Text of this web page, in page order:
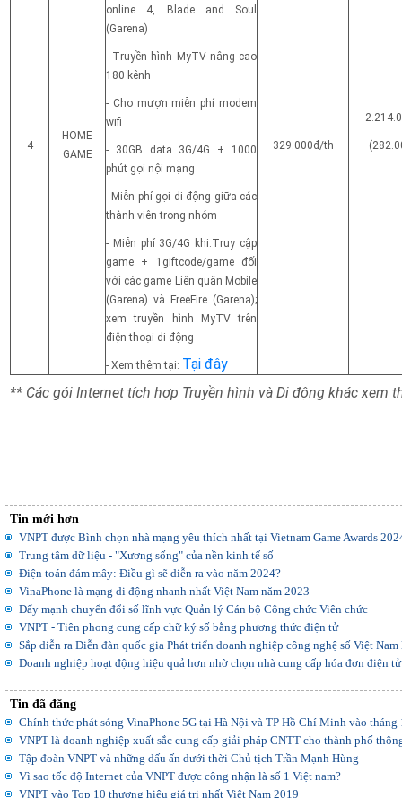
4
HOME
GAME
online 4, Blade and Soul
(Garena)
- Truyền hình MyTV nâng cao
180 kênh
- Cho mượn miễn phí modem
wifi
- 30GB data 3G/4G + 1000
phút gọi nội mạng
- Miễn phí gọi di động giữa các
thành viên trong nhóm
- Miễn phí 3G/4G khi:Truy cập
game + 1giftcode/game đối
với các game Liên quân Mobile
(Garena) và FreeFire (Garena);
xem truyền hình MyTV trên
điện thoại di động
- Xem thêm tại: Tại đây
329.000đ/th
** Các gói Internet tích hợp Truyền hình và Di động khác xem
Tin mới hơn
VNPT được Bình chọn nhà mạng yêu thích nhất tại Vietnam Game Awards
Trung tâm dữ liệu - "Xương sống" của nền kinh tế số
Điện toán đám mây: Điều gì sẽ diễn ra vào năm 2024?
VinaPhone là mạng di động nhanh nhất Việt Nam năm 2023
Đẩy mạnh chuyển đổi số lĩnh vực Quản lý Cán bộ Công chức Viên chức
VNPT - Tiên phong cung cấp chữ ký số bằng phương thức điện tử
Sắp diễn ra Diễn đàn quốc gia Phát triển doanh nghiệp công nghệ số Việt
Doanh nghiệp hoạt động hiệu quả hơn nhờ chọn nhà cung cấp hóa đơn điện
Tin đã đăng
Chính thức phát sóng VinaPhone 5G tại Hà Nội và TP Hồ Chí Minh vào tháng
VNPT là doanh nghiệp xuất sắc cung cấp giải pháp CNTT cho thành phố
Tập đoàn VNPT và những dấu ấn dưới thời Chủ tịch Trần Mạnh Hùng
Vì sao tốc độ Internet của VNPT được công nhận là số 1 Việt nam?
VNPT vào Top 10 thương hiệu giá trị nhất Việt Nam 2019